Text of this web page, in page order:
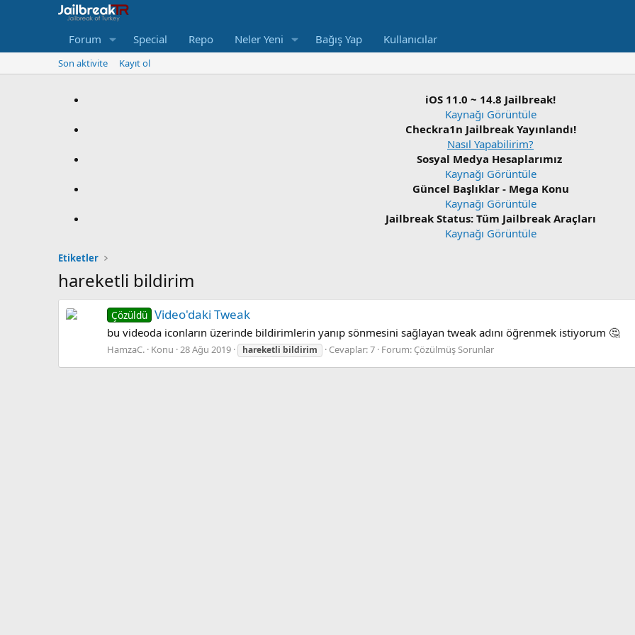
Forum Special Repo Neler Yeni Bağış Yap Kullanıcılar
Son aktivite Kayıt ol
iOS 11.0 ~ 14.8 Jailbreak!
Kaynağı Görüntüle
Checkra1n Jailbreak Yayınlandı!
Nasıl Yapabilirim?
Sosyal Medya Hesaplarımız
Kaynağı Görüntüle
Güncel Başlıklar - Mega Konu
Kaynağı Görüntüle
Jailbreak Status: Tüm Jailbreak Araçları
Kaynağı Görüntüle
Etiketler
hareketli bildirim
Çözüldü Video'daki Tweak
bu videoda iconların üzerinde bildirimlerin yanıp sönmesini sağlayan tweak adını öğrenmek istiyorum 🤔
HamzaC. Konu 28 Ağu 2019 hareketli bildirim Cevaplar: 7 Forum: Çözülmüş Sorunlar